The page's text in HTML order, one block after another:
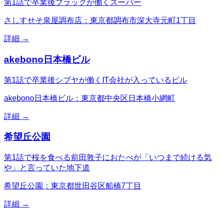
第1話で卒業後ブラックが働くスーパー
さしすせそ泉屋調布店：東京都調布市深大寺元町1丁目
詳細 →
akebono日本橋ビル
第1話で卒業後シブヤが働くIT会社が入っているビル
akebono日本橋ビル：東京都中央区日本橋小網町
詳細 →
希望丘公園
第1話で桜を食べる前田敦子におたべが「いつまで続ける気
や」と言っていた地下道
希望丘公園：東京都世田谷区船橋7丁目
詳細 →